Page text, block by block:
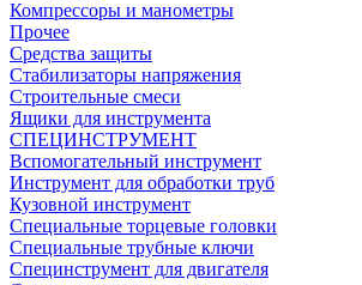
Компрессоры и манометры
Прочее
Средства защиты
Стабилизаторы напряжения
Строительные смеси
Ящики для инструмента
СПЕЦИНСТРУМЕНТ
Вспомогательный инструмент
Инструмент для обработки труб
Кузовной инструмент
Специальные торцевые головки
Специальные трубные ключи
Специнструмент для двигателя